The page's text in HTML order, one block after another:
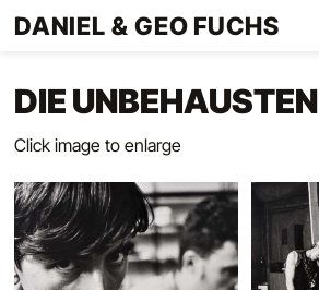
Direkt
zum
DANIEL & GEO FUCHS
DIE UNBEHAUSTEN
Click image to enlarge